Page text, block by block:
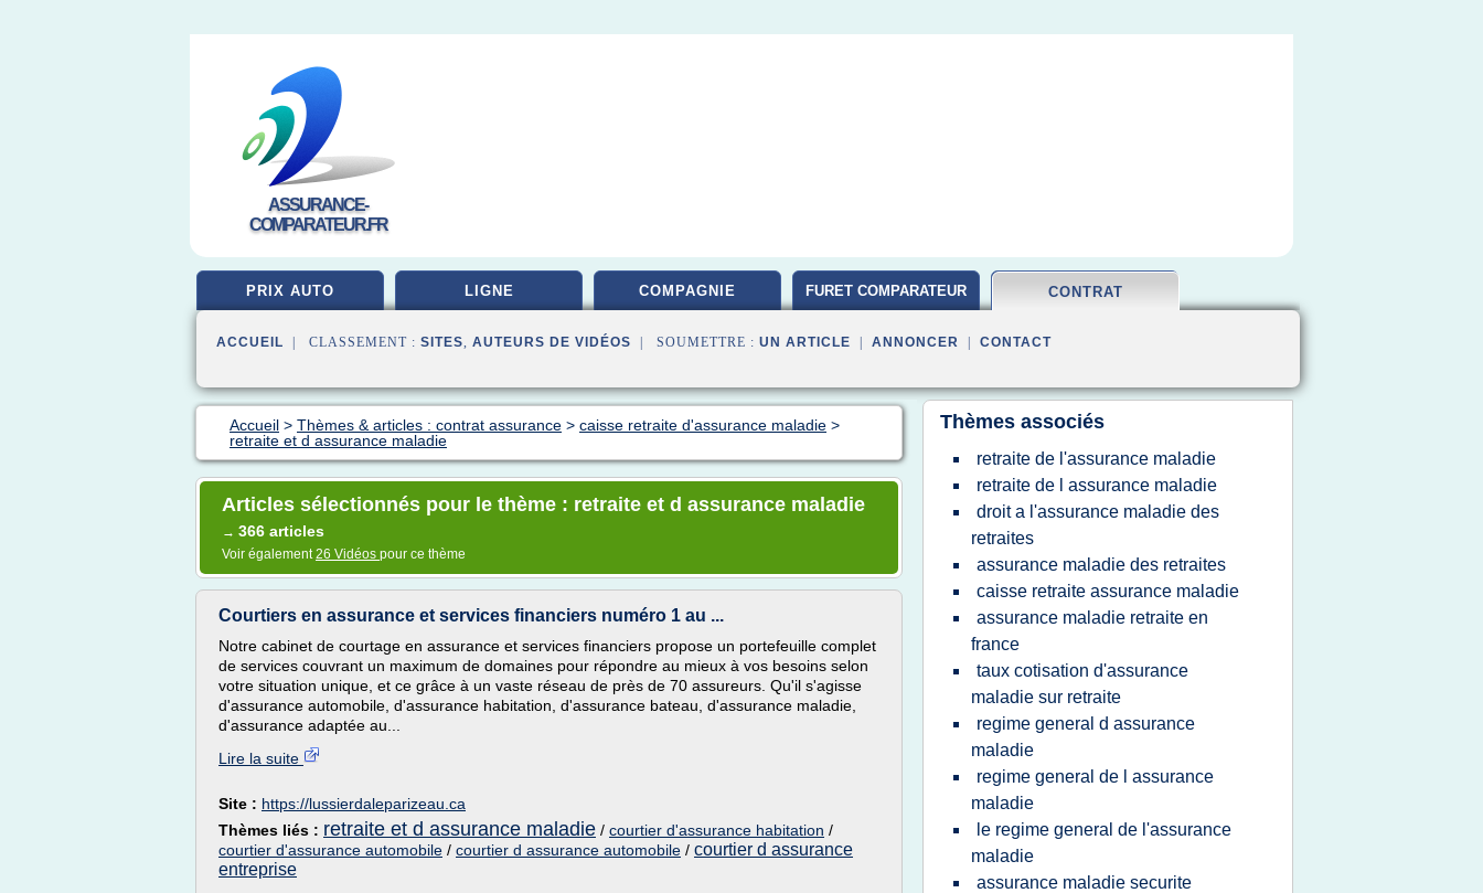
ASSURANCE-
COMPARATEUR.FR
PRIX AUTO LIGNE COMPAGNIE FURET COMPARATEUR CONTRAT
ACCUEIL | CLASSEMENT : SITES, AUTEURS DE VIDÉOS | SOUMETTRE : UN ARTICLE ANNONCER CONTACT
Accueil > Thèmes & articles : contrat assurance > caisse retraite d'assurance maladie >
retraite et d assurance maladie
Articles sélectionnés pour le thème : retraite et d assurance maladie
→ 366 articles
Voir également26 Vidéos pour ce thème
Courtiers en assurance et services financiers numéro 1 au ...
Notre cabinet de courtage en assurance et services financiers propose un portefeuille complet
de services couvrant un maximum de domaines pour répondre au mieux à vos besoins selon
votre situation unique, et ce grâce à un vaste réseau de près de 70 assureurs. Qu'il s'agisse
d'assurance automobile, d'assurance habitation, d'assurance bateau, d'assurance maladie,
d'assurance adaptée au...
Lire la suite
Site : https://lussierdaleparizeau.ca
Thèmes liés : retraite et d assurance maladie / courtier d'assurance habitation /
courtier d'assurance automobile / courtier d assurance automobile / courtier d assurance
entreprise
Thèmes associés
retraite de l'assurance maladie
retraite de l assurance maladie
droit a l'assurance maladie des
retraites
assurance maladie des retraites
caisse retraite assurance maladie
assurance maladie retraite en
france
taux cotisation d'assurance
maladie sur retraite
regime general d assurance
maladie
regime general de l assurance
maladie
le regime general de l'assurance
maladie
assurance maladie securite